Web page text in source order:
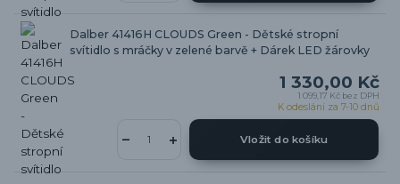
Dalber 41416H CLOUDS Green - Dětské stropní
svítidlo s mráčky v zelené barvě + Dárek LED žárovky
1 330,00 Kč
1 099,17 Kč bez DPH
K odeslání za 7-10 dnů
Vložit do košíku